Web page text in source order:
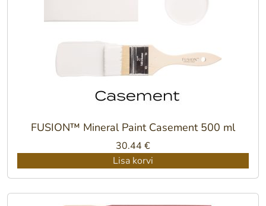
FUSION™ Mineral Paint Casement 500 ml
30.44 €
Lisa korvi